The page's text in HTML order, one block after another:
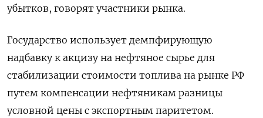
убытков, говорят участники рынка.
Государство использует демпфирующую
надбавку к акцизу на нефтяное сырье для
стабилизации стоимости топлива на рынке РФ
путем компенсации нефтяникам разницы
условной цены с экспортным паритетом.